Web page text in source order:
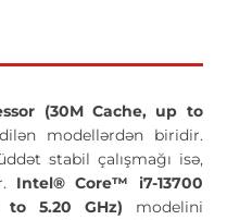
(30M Cache, up to
modellərdən biridir.
stabil çalışmağı isə,
Intel® Core™ i7-13700
to 5.20 GHz) modelini